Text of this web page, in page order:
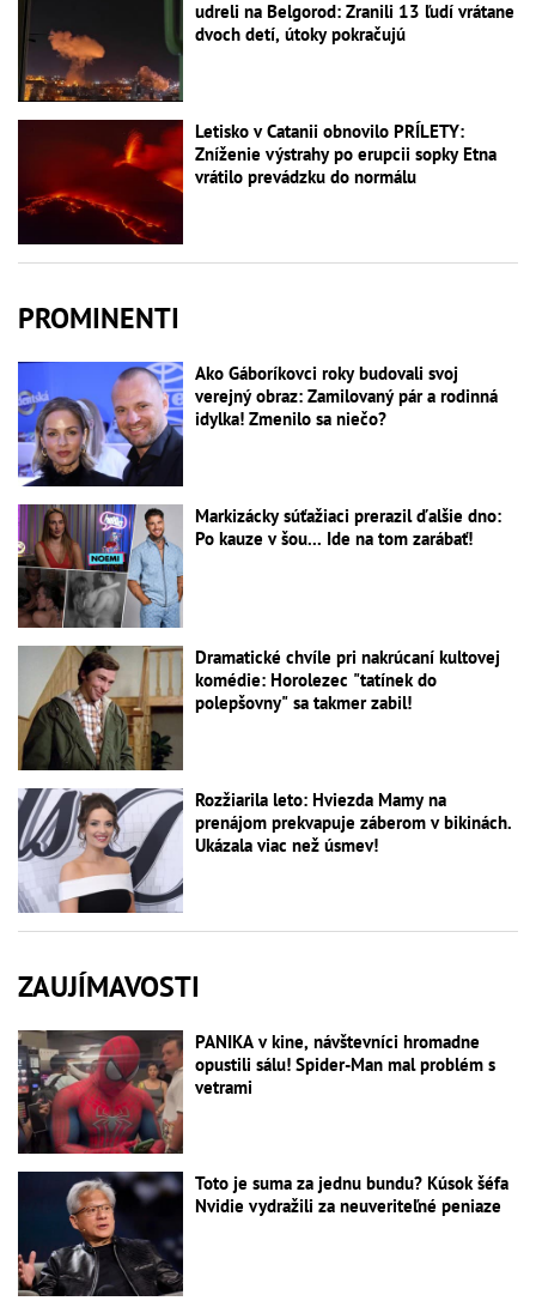
udreli na Belgorod: Zranili 13 ľudí vrátane
dvoch detí, útoky pokračujú
Letisko v Catanii obnovilo PRÍLETY:
Zníženie výstrahy po erupcii sopky Etna
vrátilo prevádzku do normálu
PROMINENTI
Ako Gáboríkovci roky budovali svoj
verejný obraz: Zamilovaný pár a rodinná
idylka! Zmenilo sa niečo?
Markizácky súťažiaci prerazil ďalšie dno:
Po kauze v šou... Ide na tom zarábať!
Dramatické chvíle pri nakrúcaní kultovej
komédie: Horolezec "tatínek do
polepšovny" sa takmer zabil!
Rozžiarila leto: Hviezda Mamy na
prenájom prekvapuje záberom v bikinách.
Ukázala viac než úsmev!
ZAUJÍMAVOSTI
PANIKA v kine, návštevníci hromadne
opustili sálu! Spider-Man mal problém s
vetrami
Toto je suma za jednu bundu? Kúsok šéfa
Nvidie vydražili za neuveriteľné peniaze